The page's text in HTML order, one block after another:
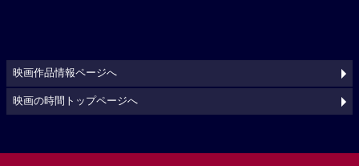
映画作品情報ページへ
映画の時間トップページへ